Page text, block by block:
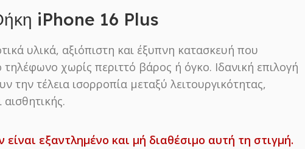
iPhone 16 Plus
υλικά, αξιόπιστη και έξυπνη κατασκευή που
τηλέφωνο χωρίς περιττό βάρος ή όγκο. Ιδανική επιλογή
την τέλεια ισορροπία μεταξύ λειτουργικότητας,
είναι εξαντλημένο και μή διαθέσιμο αυτή τη στιγμή.